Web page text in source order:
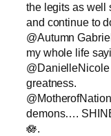
the legits as well
and continue to
@Autumn
my whole life
greatness.
demons….
🪷.